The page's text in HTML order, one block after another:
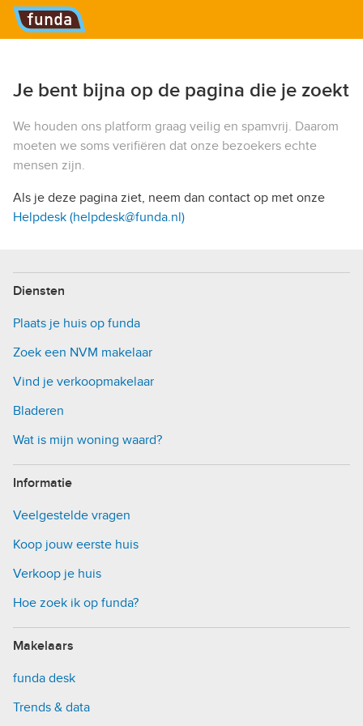
Hoofdmenu
Je bent bijna op de pagina die je zoekt
We houden ons platform graag veilig en spamvrij. Daarom
moeten we soms verifiëren dat onze bezoekers echte
mensen zijn.
Als je deze pagina ziet, neem dan contact op met onze
Helpdesk (helpdesk@funda.nl)
Diensten
Plaats je huis op funda
Zoek een NVM makelaar
Vind je verkoopmakelaar
Bladeren
Wat is mijn woning waard?
Informatie
Veelgestelde vragen
Koop jouw eerste huis
Verkoop je huis
Hoe zoek ik op funda?
Makelaars
funda desk
Trends & data